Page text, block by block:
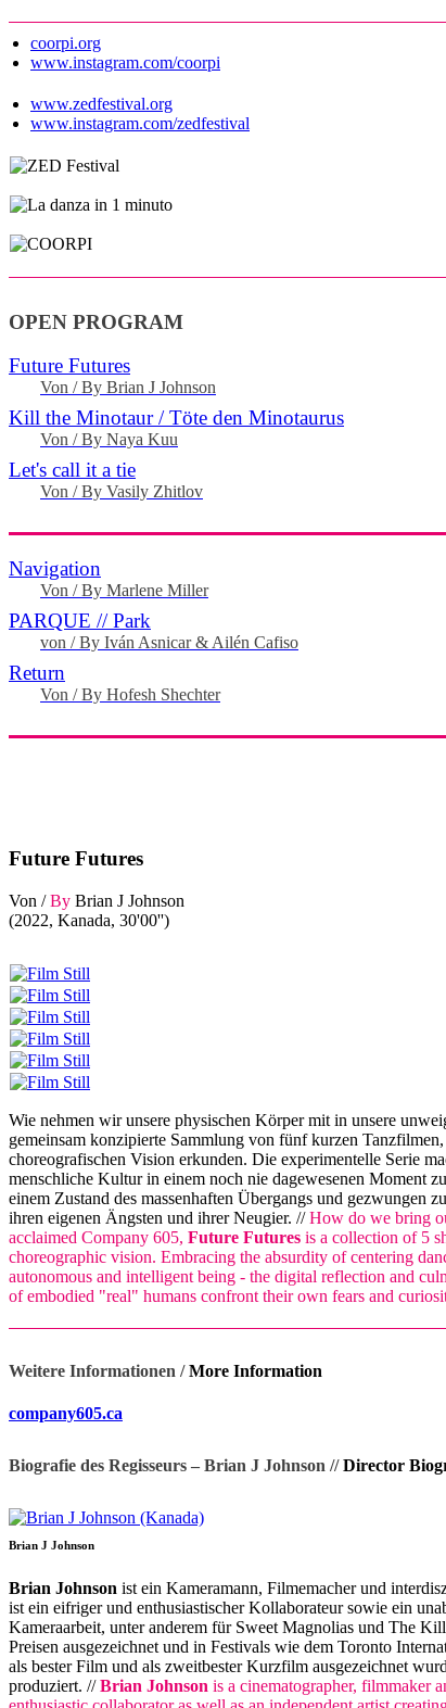
coorpi.org
www.instagram.com/coorpi
www.zedfestival.org
www.instagram.com/zedfestival
OPEN PROGRAM
Future Futures
Von / By Brian J Johnson
Kill the Minotaur / Töte den Minotaurus
Von / By Naya Kuu
Let's call it a tie
Von / By Vasily Zhitlov
Navigation
Von / By Marlene Miller
PARQUE // Park
von / By Iván Asnicar & Ailén Cafiso
Return
Von / By Hofesh Shechter
Future Futures
Von /By Brian J Johnson
(2022, Kanada, 30'00'')
Wie nehmen wir unsere physischen Körper mit in unsere
gemeinsam konzipierte Sammlung von fünf kurzen
choreografischen Vision erkunden. Die experimentelle Serie
menschliche Kultur in einem noch nie dagewesenen Moment
einem Zustand des massenhaften Übergangs und gezwungen
ihren eigenen Ängsten und ihrer Neugier. //How do we bring
acclaimed Company 605, Future Futures is a collection of 5
choreographic vision. Embracing the absurdity of centering
autonomous and intelligent being - the digital reflection and
of embodied "real" humans confront their own fears and
Weitere Informationen /More Information
company605.ca
Biografie des Regisseurs – Brian J Johnson //Director
Brian J Johnson
Brian Johnson ist ein Kameramann, Filmemacher und
ist ein eifriger und enthusiastischer Kollaborateur sowie ein
Kameraarbeit, unter anderem für Sweet Magnolias und The
Preisen ausgezeichnet und in Festivals wie dem Toronto
als bester Film und als zweitbester Kurzfilm ausgezeichnet
produziert. //Brian Johnson is a cinematographer, filmmaker